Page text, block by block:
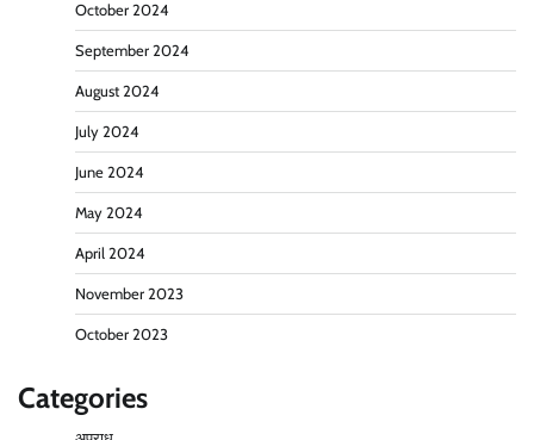
October 2024
September 2024
August 2024
July 2024
June 2024
May 2024
April 2024
November 2023
October 2023
Categories